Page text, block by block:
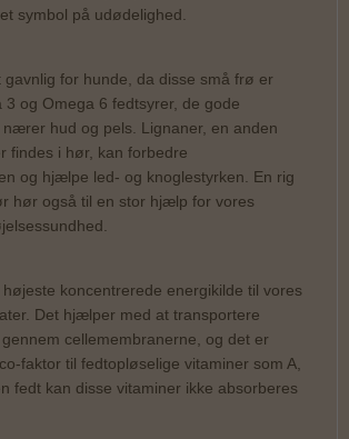
symbol på udødelighed.
gavnlig for hunde, da disse små frø er
3 og Omega 6 fedtsyrer, de gode
hud og pels. Lignaner, en anden
findes i hør, kan forbedre
og hjælpe led- og knoglestyrken. En rig
hør også til en stor hjælp for vores
koncentrerede energikilde til vores
Det hjælper med at transportere
cellemembranerne, og det er
faktor til fedtopløselige vitaminer som A,
fedt kan disse vitaminer ikke absorberes